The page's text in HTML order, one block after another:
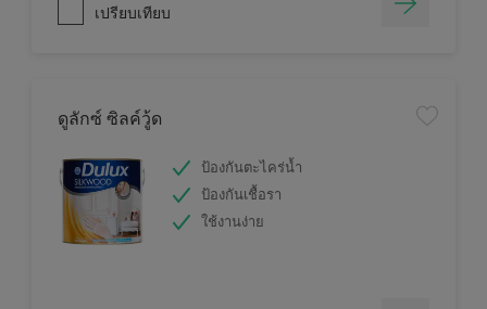
เปรียบเทียบ
ดูลักซ์ ซิลค์วู้ด
ป้องกันตะไคร่น้ำ
ป้องกันเชื้อรา
ใช้งานง่าย